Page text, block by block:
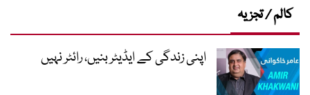
کالم / تجزیہ
اپنی زندگی کے ایڈیٹر بنیں، رائٹر نہیں